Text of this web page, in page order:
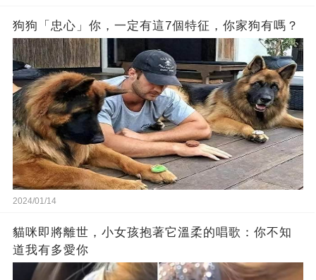
狗狗「忠心」你，一定有這7個特征，你家狗有嗎？
2024/01/14
貓咪即將離世，小女孩抱著它溫柔的唱歌：你不知
道我有多愛你